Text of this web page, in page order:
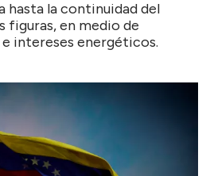
la continuidad del
figuras, en medio de
intereses energéticos.